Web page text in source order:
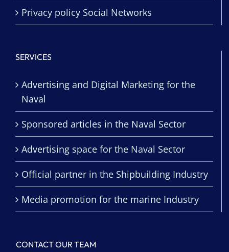
Privacy policy Social Networks
SERVICES
Advertising and Digital Marketing for the
Naval
Sponsored articles in the Naval Sector
Advertising space for the Naval Sector
Official partner in the Shipbuilding Industry
Media promotion for the marine Industry
CONTACT OUR TEAM